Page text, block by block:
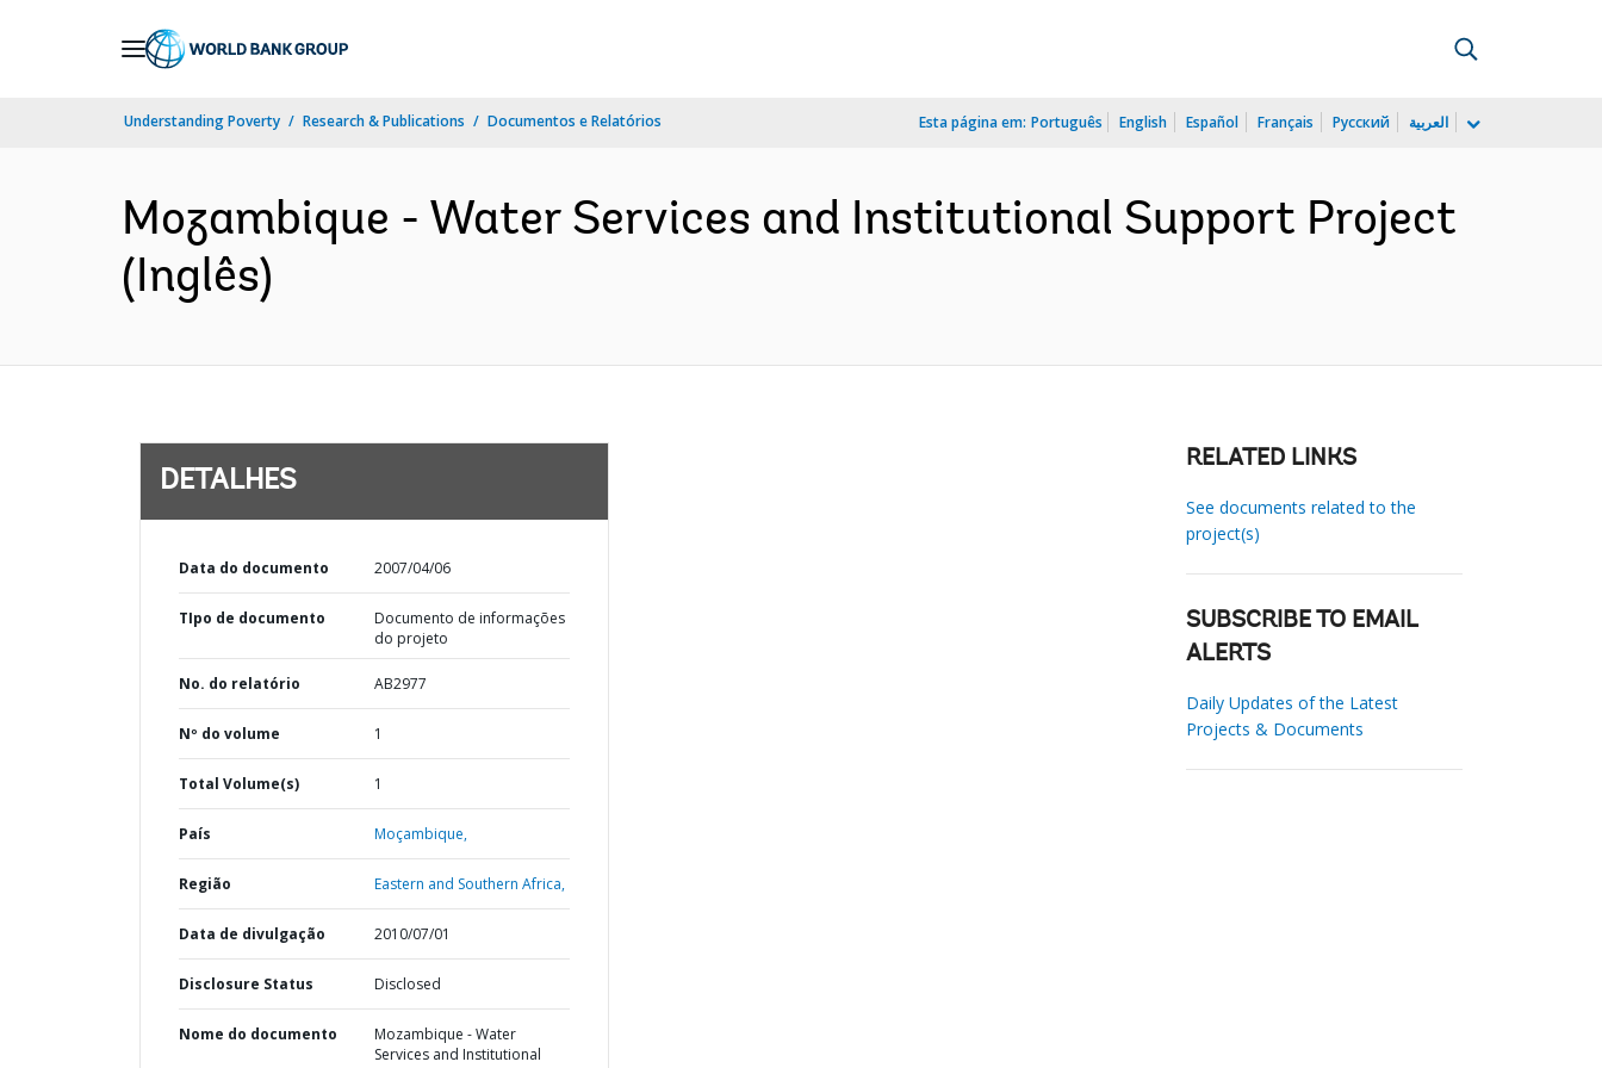
Understanding Poverty Research & Publications Documentos e Relatórios Esta página em: Português English Español Français Русский العربية
Mozambique - Water Services and Institutional Support Project
(Inglês)
DETALHES
Data do documento 2007/04/06
TIpo de documento
Documento de informações
do projeto
No. do relatório AB2977
Nº do volume 1
Total Volume(s) 1
País Moçambique,
Região Eastern and Southern Africa,
Data de divulgação 2010/07/01
Disclosure Status Disclosed
Nome do documento
Mozambique - Water
Services and Institutional
RELATED LINKS
See documents related to the
project(s)
SUBSCRIBE TO EMAIL
ALERTS
Daily Updates of the Latest
Projects & Documents